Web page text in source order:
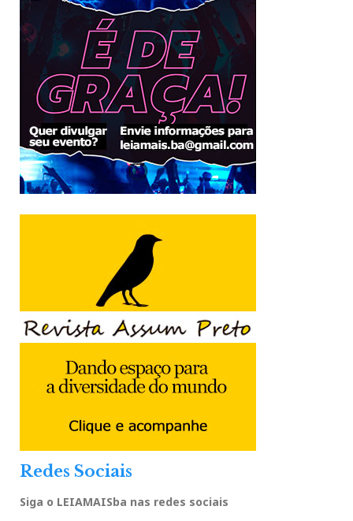
Redes Sociais
Siga o LEIAMAISba nas redes sociais